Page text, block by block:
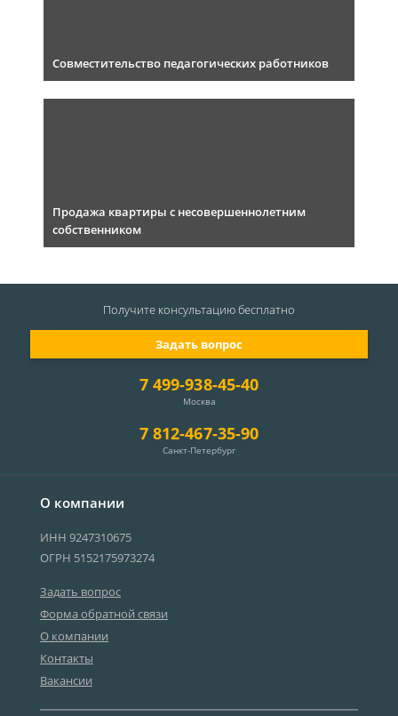
Совместительство педагогических работников
Продажа квартиры с несовершеннолетним
собственником
О компании
ИНН 9247310675
ОГРН 5152175973274
Задать вопрос
Форма обратной связи
О компании
Контакты
Вакансии
7 499-938-45-40
Москва
7 812-467-35-90
Санкт-Петербург
Задать вопрос
Получите консультациюбесплатно